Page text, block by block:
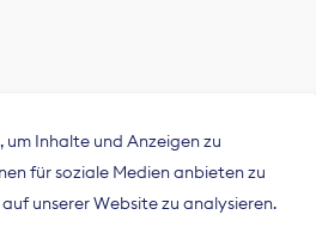
Inhalte und Anzeigen zu
für soziale Medien anbieten zu
unserer Website zu analysieren.